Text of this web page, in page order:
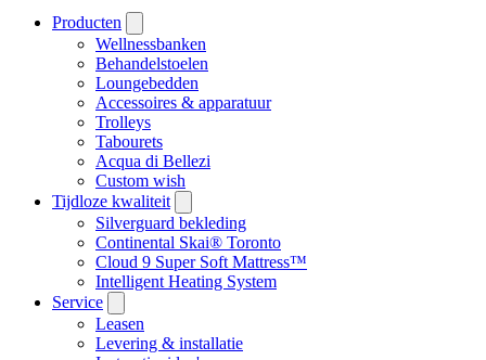
Producten
Wellnessbanken
Behandelstoelen
Loungebedden
Accessoires & apparatuur
Trolleys
Tabourets
Acqua di Bellezi
Custom wish
Tijdloze kwaliteit
Silverguard bekleding
Continental Skai® Toronto
Cloud 9 Super Soft Mattress™
Intelligent Heating System
Service
Leasen
Levering & installatie